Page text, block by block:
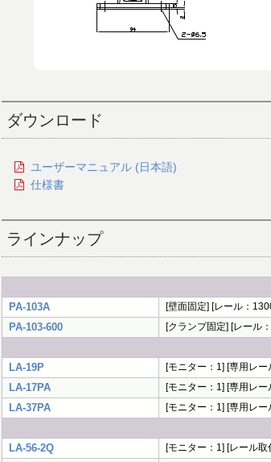
ダウンロード
ユーザーマニュアル (日本語)
仕様書
ラインナップ
PA-103A
[壁面固定] [レール：
PA-103-600 [クランプ固定] [レール
LA-19P
[モニター：1] [専用レ
LA-17PA [モニター：1] [専用レ
LA-37PA [モニター：1] [専用レ
LA-56-2Q
[モニター：1] [レール